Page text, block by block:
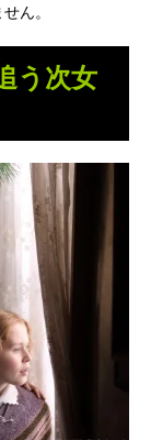
ん。
う次女